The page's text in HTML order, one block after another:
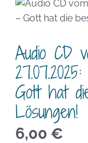
Audio CD
Gott hat
Lösungen!
6,00 €